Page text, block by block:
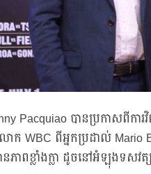
Pacquiao បានប្រកាសពី
ោក WBC ពីអ្នកប្រដាល់ Mario
នភាពខ្លាំងក្លា ដូចនៅអំឡុងទសវ